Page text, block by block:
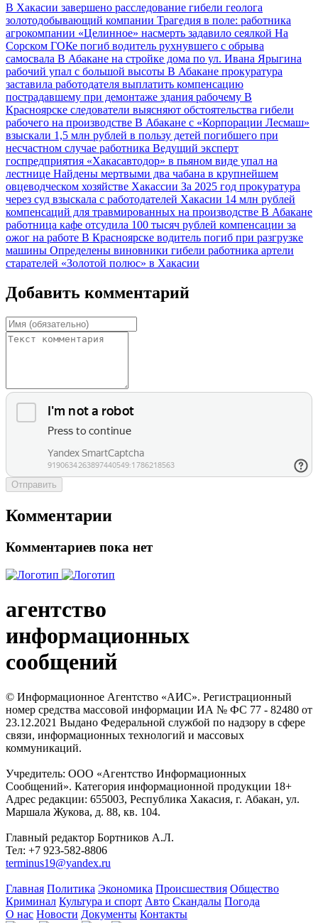
В Хакасии завершено расследование гибели геолога
золотодобывающий компании Трагедия в поле: работника
агрокомпании «Целинное» насмерть задавило сеялкой На
Сорском ГОКе погиб водитель рухнувшего с обрыва
самосвала В Абакане на стройке дома по ул. Ивана Ярыгина
рабочий упал с большой высоты В Абакане прокуратура
заставила работодателя выплатить компенсацию
пострадавшему при демонтаже здания рабочему В
Красноярске следователи выясняют обстоятельства гибели
рабочего на производстве В Абакане с «Корпорации Лесмаш»
взыскали 1,5 млн рублей в пользу детей погибшего при
несчастном случае работника Ведущий эксперт
госпредприятия «Хакасавтодор» в пьяном виде упал на
лестнице Найдены мертвыми два чабана в крупнейшем
овцеводческом хозяйстве Хакассии За 2025 год прокуратура
через суд взыскала с работодателей Хакасии 14 млн рублей
компенсаций для травмированных на производстве В Абакане
работница кафе отсудила 100 тысяч рублей компенсации за
ожог на работе В Красноярске водитель погиб при разгрузке
машины Определены виновники гибели работника артели
старателей «Золотой полюс» в Хакасии
Добавить комментарий
Отправить
Комментарии
Комментариев пока нет
агентство
информационных
сообщений
© Информационное Агентство «АИС». Регистрационный
номер средства массовой информации ИА № ФС 77 - 82480 от
23.12.2021 Выдано Федеральной службой по надзору в сфере
связи, информационных технологий и массовых
коммуникаций.
Учредитель: ООО «Агентство Информационных
Сообщений». Категория информационной продукции 18+
Адрес редакции: 655003, Республика Хакасия, г. Абакан, ул.
Маршала Жукова, д. 88, кв. 104.
Главный редактор Бортников А.Л.
Тел: +7 923-582-8806
terminus19@yandex.ru
Главная Политика Экономика Происшествия Общество
Криминал Культура и спорт Авто Скандалы Погода
О нас Новости Документы Контакты